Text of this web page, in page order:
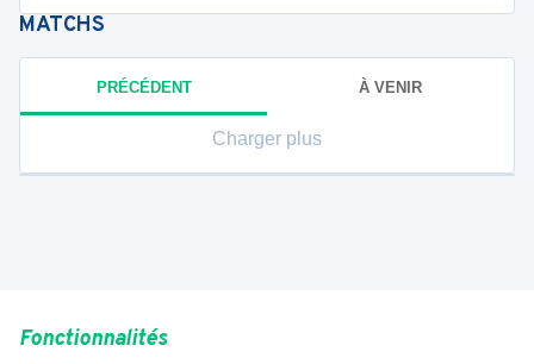
MATCHS
PRÉCÉDENT À VENIR
Charger plus
Fonctionnalités